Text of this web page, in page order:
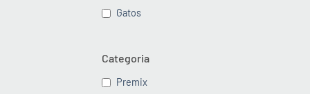
Gatos
Categoria
Premix